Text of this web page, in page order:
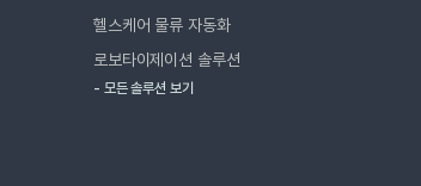
헬스케어 물류 자동화
로보타이제이션 솔루션
- 모든 솔루션 보기